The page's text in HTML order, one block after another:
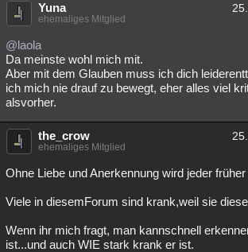
Yuna
ehemaliges Mitglied
@laola
Da meinste wohl mich mit.
Aber mit dem Glauben muss ich dich
ich mich nie drauf zu bewegt, eher alles viel
alsvorher.
the_crow
ehemaliges Mitglied
Ohne Liebe und Anerkennung wird jeder
Viele in diesemForum sind krank,weil sie
Wenn ihr mich fragt, man kannschnell
ist...und auch WIE stark krank er ist.